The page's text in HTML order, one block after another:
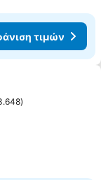
τιμών
αγαπημένα